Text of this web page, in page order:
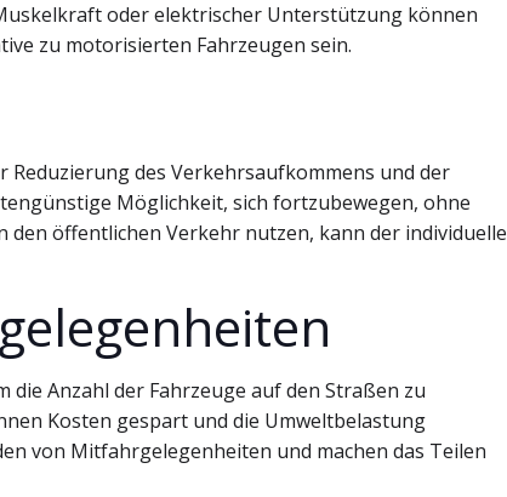
oder elektrischer Unterstützung können
zu motorisierten Fahrzeugen sein.
des Verkehrsaufkommens und der
Möglichkeit, sich fortzubewegen, ohne
den öffentlichen Verkehr nutzen, kann der individuelle
Anzahl der Fahrzeuge auf den Straßen zu
Kosten gespart und die Umweltbelastung
von Mitfahrgelegenheiten und machen das Teilen